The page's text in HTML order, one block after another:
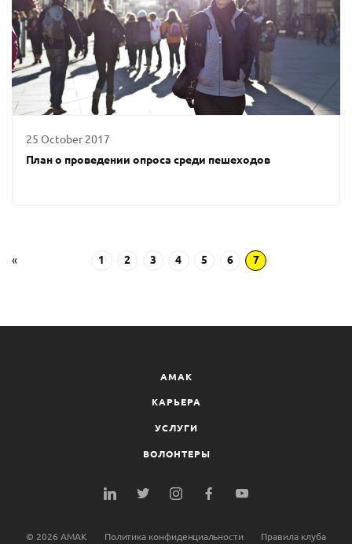
25 October 2017
План о проведении опроса среди пешеходов
« 1 2 3 4 5 6 7
AMAK
КАРЬЕРА
УСЛУГИ
ВОЛОНТЕРЫ
© 2026 AMAK Политика конфиденциальности Правила клуба